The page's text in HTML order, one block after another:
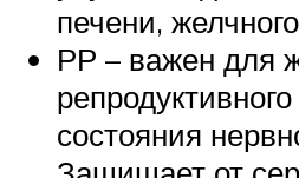
печени,
РР – важен для
состояния